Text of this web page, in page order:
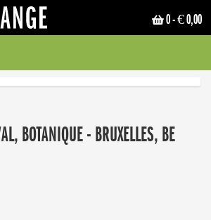
0- € 0,00
BOTANIQUE - BRUXELLES, BE